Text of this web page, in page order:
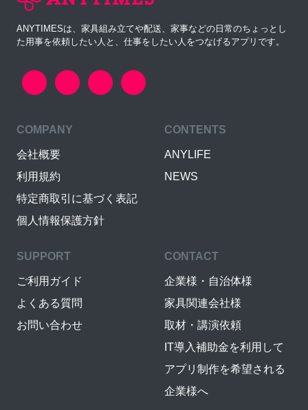
ANYTIMESは、家具組み立てや配送、家事などの日常のちょっとし
た用事を依頼したい人と、仕事をしたい人をつなげるアプリです。
COMPANY
会社概要
利用規約
特定商取引に基づく表記
個人情報保護方針
CONTENTS
ANYLIFE
NEWS
SUPPORT
ご利用ガイド
よくある質問
お問い合わせ
CONTACT
企業様・自治体様
家具関連会社様
取材・講演依頼
IT導入補助金を利用して
アプリ制作を希望される
企業様へ